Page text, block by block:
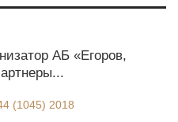
АБ «Егоров,
(1045) 2018